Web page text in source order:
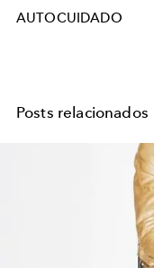
AUTOCUIDADO
Posts relacionados